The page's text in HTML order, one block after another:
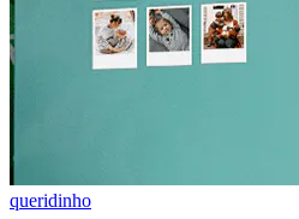
queridinho